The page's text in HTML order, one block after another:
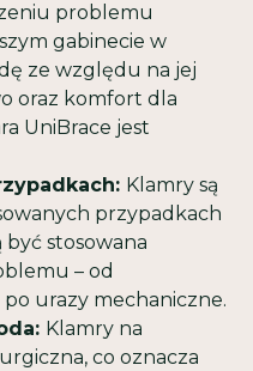
problemu
gabinecie w
ze względu na jej
oraz komfort dla
UniBrace jest
Klamry są
przypadkach
stosowana
– od
urazy mechaniczne.
Klamry na
co oznacza